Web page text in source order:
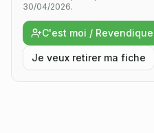
30/04/2026.
C'est moi /
Je veux retirer ma fiche